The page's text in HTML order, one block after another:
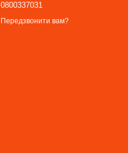
0800337031
Передзвонити вам?